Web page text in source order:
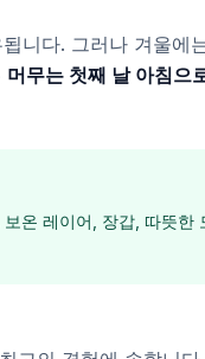
니다. 그러나 겨울에
머무는 첫째 날 아침으
온 레이어, 장갑, 따뜻한